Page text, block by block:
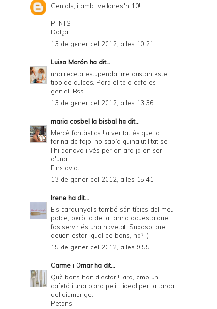
Genials, i amb "vellanes"n 10!!
PTNTS
Dolça
13 de gener del 2012, a les 10:21
Luisa Morón ha dit...
una receta estupenda, me gustan este
tipo de dulces. Para el te o cafe es
genial. Bss
13 de gener del 2012, a les 13:36
maria cosbel la bisbal ha dit...
Mercè fantàstics !la veritat és que la
farina de fajol no sabía quina utilitat se
l'hi donava i vés per on ara ja en ser
d'una.
Fins aviat!
13 de gener del 2012, a les 15:41
Irene ha dit...
Els carquinyolis també són típics del meu
poble, però lo de la farina aquesta que
fas servir és una novetat. Suposo que
deuen estar igual de bons, no? :)
15 de gener del 2012, a les 9:55
Carme i Omar ha dit...
Què bons han d'estar!!! ara, amb un
cafetó i una bona peli... ideal per la tarda
del diumenge.
Petons